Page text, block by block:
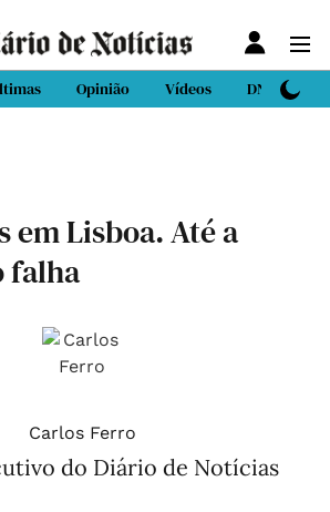
Opinião Vídeos DN Sport
em Lisboa. Até a
falha
Carlos Ferro
do Diário de Notícias